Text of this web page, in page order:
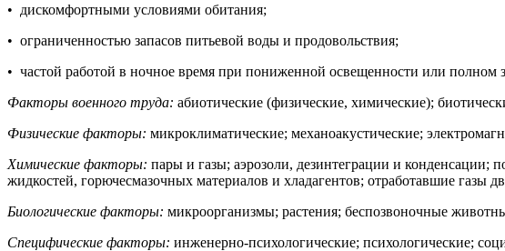
• дискомфортными условиями обитания;
• ограниченностью запасов питьевой воды и продовольствия;
• частой работой в ночное время при пониженной освещенности или полном
Факторы военного труда: абиотические (физические, химические);
Физические факторы: микроклиматические; механоакустические;
Химические факторы: пары и газы; аэрозоли, дезинтеграции и конденсации;
жидкостей, горючесмазочных материалов и хладагентов; отработавшие газы
Биологические факторы: микроорганизмы; растения; беспозвоночные
Специфические факторы: инженерно-психологические; психологические;